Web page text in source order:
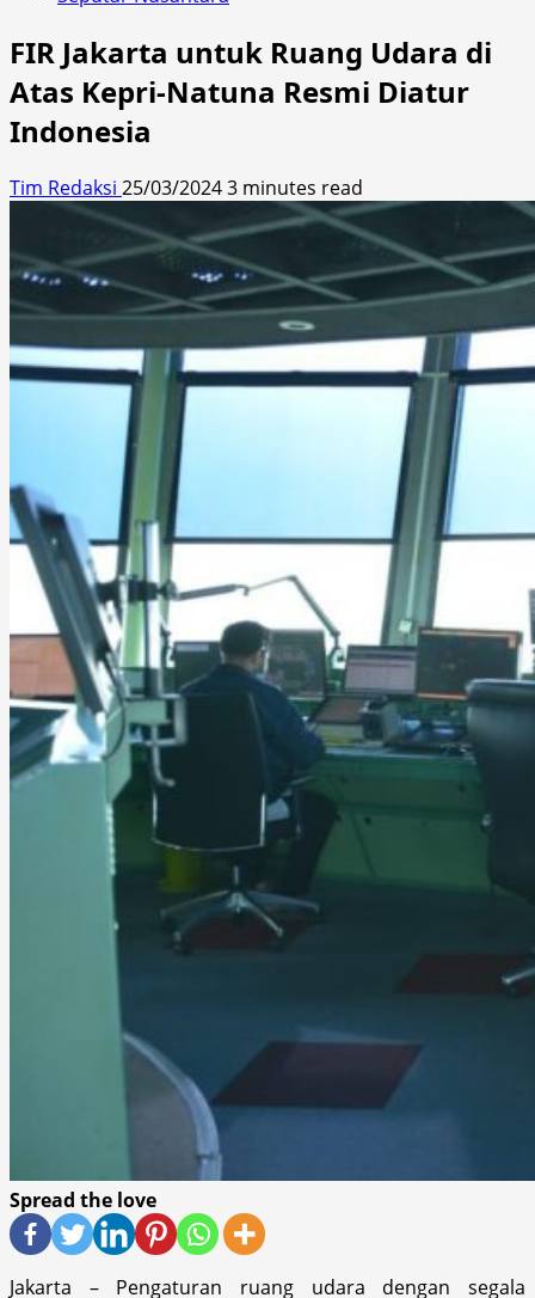
FIR Jakarta untuk Ruang Udara di
Atas Kepri-Natuna Resmi Diatur
Indonesia
Tim Redaksi 25/03/20243 minutes read
Spread the love
Jakarta – Pengaturan ruang udara dengan segala